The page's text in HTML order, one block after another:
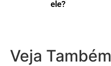
ele?
Veja Também